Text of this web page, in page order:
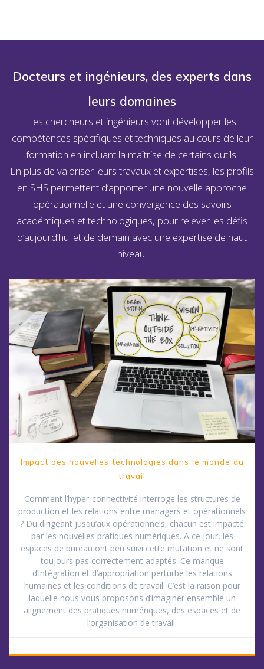
Docteurs et ingénieurs, des experts dans
leurs domaines
Les chercheurs et ingénieurs vont développer les
compétences spécifiques et techniques au cours de leur
formation en incluant la maîtrise de certains outils.
En plus de valoriser leurs travaux et expertises, les profils
en SHS permettent d’apporter une nouvelle approche
opérationnelle et une convergence des savoirs
académiques et technologiques, pour relever les défis
d’aujourd’hui et de demain avec une expertise de haut
niveau.
Impact des nouvelles technologies dans le monde du
travail
Comment l’hyper-connectivité interroge les structures de
production et les relations entre managers et opérationnels
? Du dirigeant jusqu’aux opérationnels, chacun est impacté
par les nouvelles pratiques numériques. A ce jour, les
espaces de bureau ont peu suivi cette mutation et ne sont
toujours pas correctement adaptés. Ce manque
d’intégration et d’appropriation perturbe les relations
humaines et les conditions de travail. C’est la raison pour
laquelle nous vous proposons d’imaginer ensemble un
alignement des pratiques numériques, des espaces et de
l’organisation de travail.